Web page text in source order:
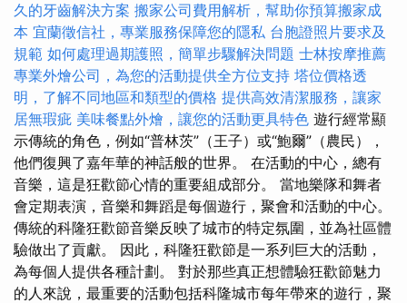
久的牙齒解決方案 搬家公司費用解析，幫助你預算搬家成
本 宜蘭徵信社，專業服務保障您的隱私 台胞證照片要求及
規範 如何處理過期護照，簡單步驟解決問題 士林按摩推薦
專業外燴公司，為您的活動提供全方位支持 塔位價格透
明，了解不同地區和類型的價格 提供高效清潔服務，讓家
居無瑕疵 美味餐點外燴，讓您的活動更具特色 遊行經常顯
示傳統的角色，例如“普林茨”（王子）或“鮑爾”（農民），
他們復興了嘉年華的神話般的世界。 在活動的中心，總有
音樂，這是狂歡節心情的重要組成部分。 當地樂隊和舞者
會定期表演，音樂和舞蹈是每個遊行，聚會和活動的中心。
傳統的科隆狂歡節音樂反映了城市的特定氛圍，並為社區體
驗做出了貢獻。 因此，科隆狂歡節是一系列巨大的活動，
為每個人提供各種計劃。 對於那些真正想體驗狂歡節魅力
的人來說，最重要的活動包括科隆城市每年帶來的遊行，聚